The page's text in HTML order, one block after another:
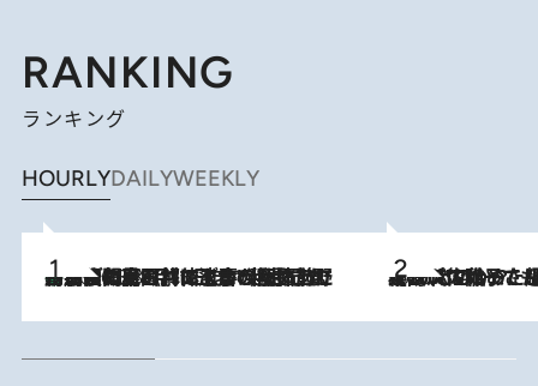
RANKING
ランキング
HOURLYDAILYWEEKLY
2026.8.8
「最後に見られてよかった」上野動物園の東園パンダ舎が解体前に特別公開。8月16日まで延長されたパネル展と共に辿る“半世紀”のパンダ飼育《解体工事の図面あり》 2026.8.5
【阿川佐和子さんの年とる力】なぜ70代で始めた趣味は“こんなに楽しい”のか？ ピアノ、俳句…スランプに陥っても続けられる“ある秘訣”とは